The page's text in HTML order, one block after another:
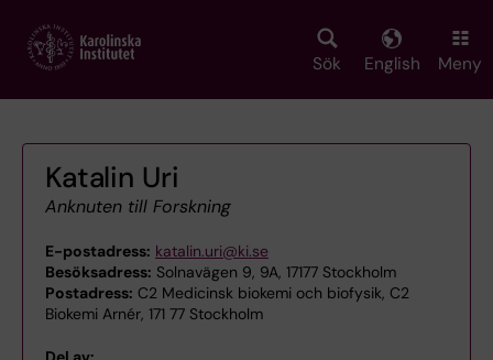
main
Sök English Meny
Katalin Uri
Anknuten till Forskning
E-postadress: katalin.uri@ki.se
Besöksadress: Solnavägen 9, 9A, 17177 Stockholm
Postadress: C2 Medicinsk biokemi och biofysik, C2
Biokemi Arnér, 171 77 Stockholm